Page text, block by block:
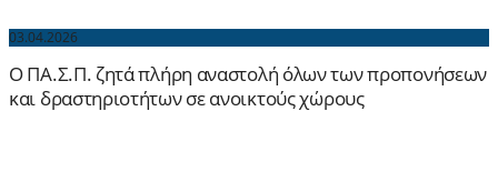
03.04.2026
Ο ΠΑ.Σ.Π. ζητά πλήρη αναστολή όλων των προπονήσεων
και δραστηριοτήτων σε ανοικτούς χώρους